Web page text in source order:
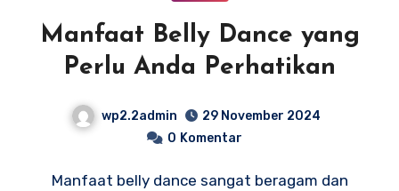
Manfaat Belly Dance yang
Perlu Anda Perhatikan
wp2.2admin
29 November 2024
0 Komentar
Manfaat belly dance sangat beragam dan